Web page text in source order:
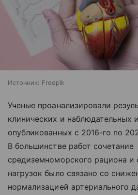
Источник: Freepik
Ученые проанализировали
клинических и наблюдательных
опубликованных с 2016-го по
В большинстве работ сочетание
средиземноморского рациона и
нагрузок было связано со
нормализацией артериального